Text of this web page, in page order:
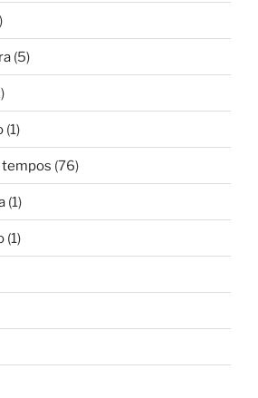
(5)
(1)
tempos (76)
(1)
(1)